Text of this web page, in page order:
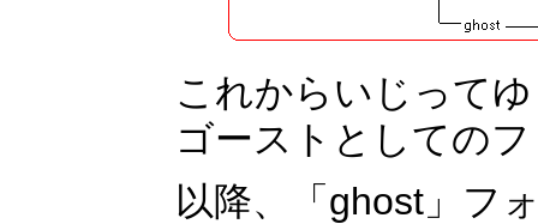
これからいじって
ゴーストとしての
以降、「ghost」フ